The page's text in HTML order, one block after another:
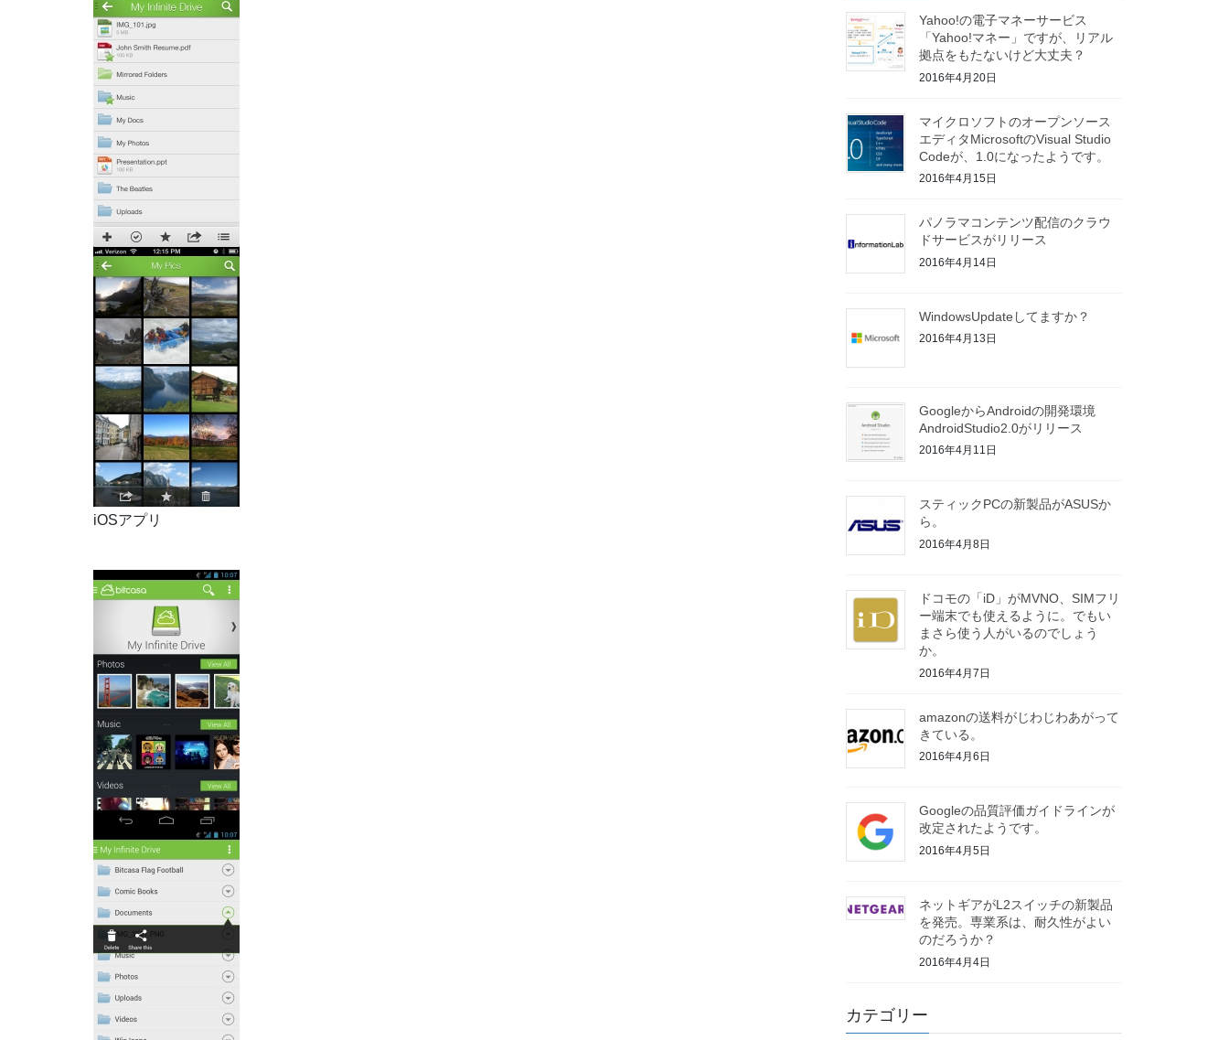
iOSアプリ
Yahoo!の電子マネーサービス
「Yahoo!マネー」ですが、リアル
拠点をもたないけど大丈夫？
2016年4月20日
マイクロソフトのオープンソース
エディタMicrosoftのVisual Studio
Codeが、1.0になったようです。
2016年4月15日
パノラマコンテンツ配信のクラウ
ドサービスがリリース
2016年4月14日
WindowsUpdateしてますか？
2016年4月13日
GoogleからAndroidの開発環境
AndroidStudio2.0がリリース
2016年4月11日
スティックPCの新製品がASUSか
ら。
2016年4月8日
ドコモの「iD」がMVNO、SIMフリ
ー端末でも使えるように。でもい
まさら使う人がいるのでしょう
か。
2016年4月7日
amazonの送料がじわじわあがって
きている。
2016年4月6日
Googleの品質評価ガイドラインが
改定されたようです。
2016年4月5日
ネットギアがL2スイッチの新製品
を発売。専業系は、耐久性がよい
のだろうか？
2016年4月4日
カテゴリー